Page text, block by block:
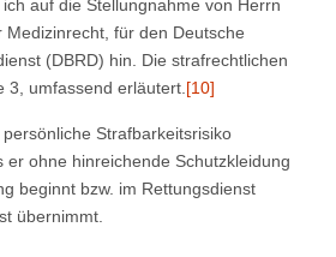
auf die Stellungnahme von Herrn
Medizinrecht, für den Deutsche
(DBRD) hin. Die strafrechtlichen
3, umfassend erläutert. [10]
Strafbarkeitsrisiko
ohne hinreichende Schutzkleidung
beginnt bzw. im Rettungsdienst
übernimmt.